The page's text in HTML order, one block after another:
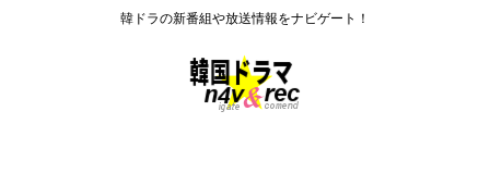
韓ドラの新番組や放送情報をナビゲート！